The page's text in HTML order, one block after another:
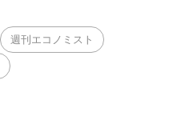
週刊エコノミスト